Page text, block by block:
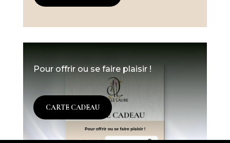
Pour offrir ou se faire plaisir !
CARTE CADEAU